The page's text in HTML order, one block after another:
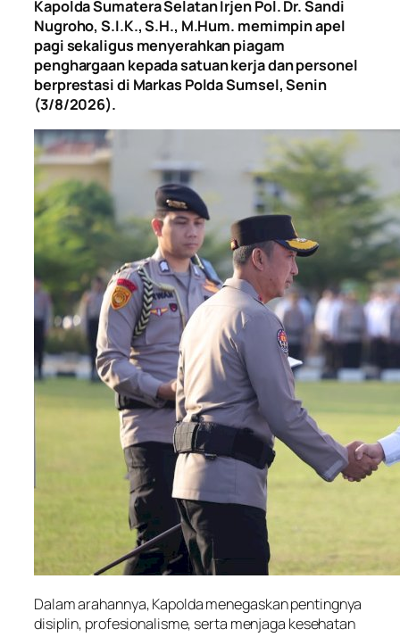
Kapolda Sumatera Selatan Irjen Pol. Dr. Sandi
Nugroho, S.I.K., S.H., M.Hum. memimpin apel
pagi sekaligus menyerahkan piagam
penghargaan kepada satuan kerja dan personel
berprestasi di Markas Polda Sumsel, Senin
(3/8/2026).
Dalam arahannya, Kapolda menegaskan pentingnya
disiplin, profesionalisme, serta menjaga kesehatan